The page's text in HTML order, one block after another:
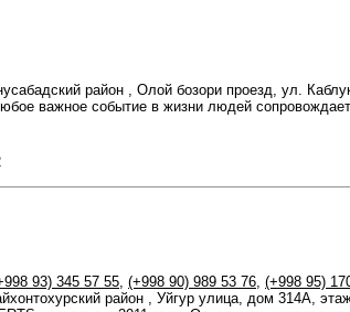
район , Олой бозори проезд, ул.
важное событие в жизни людей
93) 345 57 55, (+998 90) 989 53 76, (+998 95)
район , Уйгур улица, дом 314А,